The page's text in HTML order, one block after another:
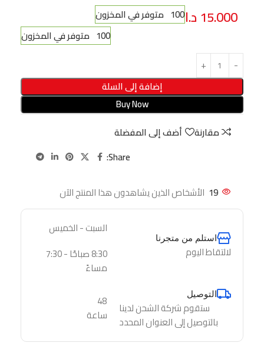
15.000د.ا100 متوفر في المخزون
100 متوفر في المخزون
إضافة إلى السلة
Buy Now
مقارنة
أضف إلى المفضلة
Share:
19 الأشخاص الذين يشاهدون هذا المنتج الآن
استلم من متجرنا
لالتقاط اليوم
السبت - الخميس
8:30 صباحًا - 7:30
مساءً
التوصيل
ستقوم شركة الشحن لدينا
بالتوصيل إلى العنوان المحدد
48
ساعة